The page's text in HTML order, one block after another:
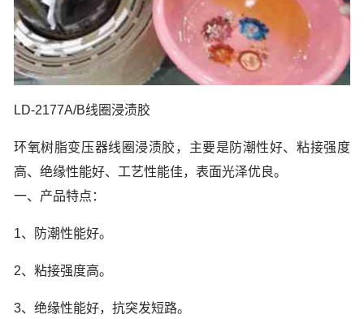
LD-2177A/B线圈浸渍胶
环氧树脂变压器线圈浸渍胶，主要是防潮性好、粘接强度
高、绝缘性能好、工艺性能佳，表面光泽优良。
一、产品特点：
1、防潮性能好。
2、粘接强度高。
3、绝缘性能好，抗突发短路。